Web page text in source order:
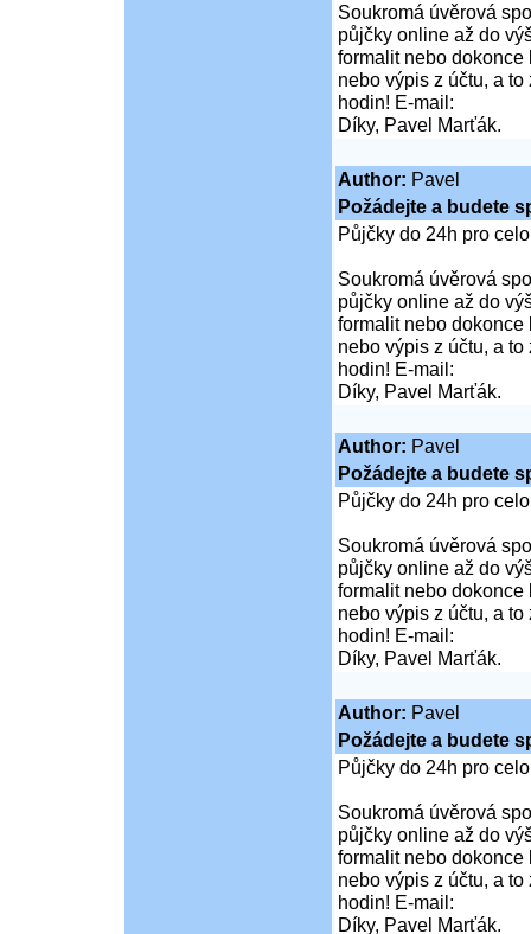
Soukromá úvěrová
půjčky online až do
formalit nebo dokonce
nebo výpis z účtu, a
hodin! E-mail:
Díky, Pavel Marťák.
Author: Pavel
Požádejte a budete
Půjčky do 24h pro
Soukromá úvěrová
půjčky online až do
formalit nebo dokonce
nebo výpis z účtu, a
hodin! E-mail:
Díky, Pavel Marťák.
Author: Pavel
Požádejte a budete
Půjčky do 24h pro
Soukromá úvěrová
půjčky online až do
formalit nebo dokonce
nebo výpis z účtu, a
hodin! E-mail:
Díky, Pavel Marťák.
Author: Pavel
Požádejte a budete
Půjčky do 24h pro
Soukromá úvěrová
půjčky online až do
formalit nebo dokonce
nebo výpis z účtu, a
hodin! E-mail:
Díky, Pavel Marťák.